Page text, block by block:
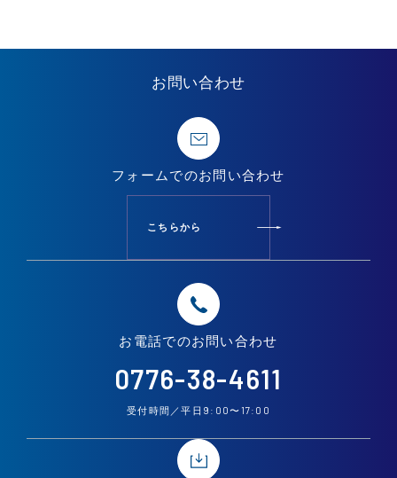
お問い合わせ
フォームでのお問い合わせ
こちらから
お電話でのお問い合わせ
0776-38-4611
受付時間／平日 9:00〜 17:00